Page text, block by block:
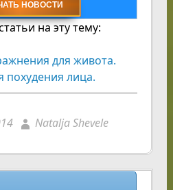
на эту тему:
для живота.
похудения лица.
Natalja Shevele